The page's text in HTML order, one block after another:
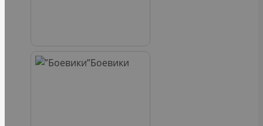
Боевики